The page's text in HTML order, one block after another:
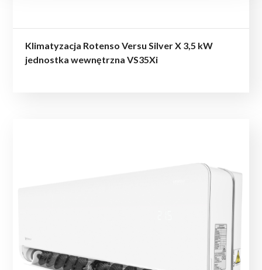
Klimatyzacja Rotenso Versu Silver X 3,5 kW
jednostka wewnętrzna VS35Xi